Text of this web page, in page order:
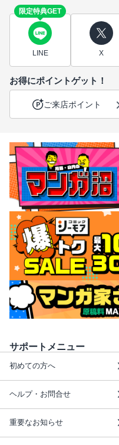
限定特典GET
LINE X
お得にポイントゲット！
ご来店ポイント
サポートメニュー
初めての方へ
ヘルプ・お問合せ
重要なお知らせ